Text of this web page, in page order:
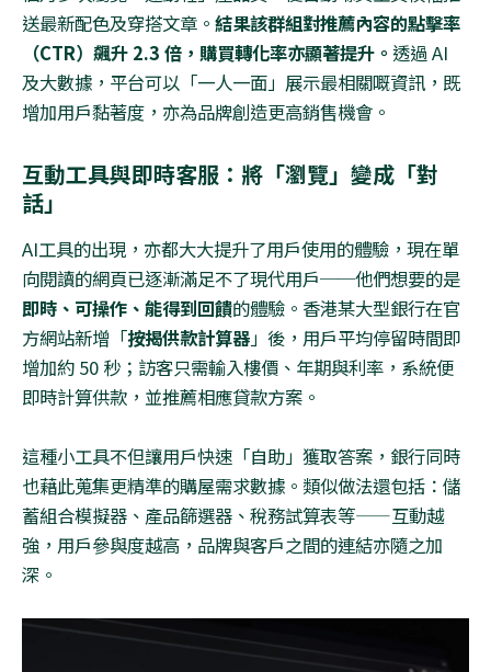
送最新配色及穿搭文章。 結果該群組對推薦內容的點擊率
（CTR）飆升 2.3 倍，購買轉化率亦顯著提升。 透過AI
及大數據，平台可以「一人一面」展示最相關嘅資訊，既
增加用戶黏著度，亦為品牌創造更高銷售機會。
互動工具與即時客服：將「瀏覽」變成「對
話」
AI工具的出現，亦都大大提升了用戶使用的體驗，現在單
向閱讀的網頁已逐漸滿足不了現代用戶──他們想要的是
即時、可操作、能得到回饋的體驗。香港某大型銀行在官
方網站新增「按揭供款計算器」後，用戶平均停留時間即
增加約 50 秒；訪客只需輸入樓價、年期與利率，系統便
即時計算供款，並推薦相應貸款方案。
這種小工具不但讓用戶快速「自助」獲取答案，銀行同時
也藉此蒐集更精準的購屋需求數據。類似做法還包括：儲
蓄組合模擬器、產品篩選器、稅務試算表等——互動越
強，用戶參與度越高，品牌與客戶之間的連結亦隨之加
深。